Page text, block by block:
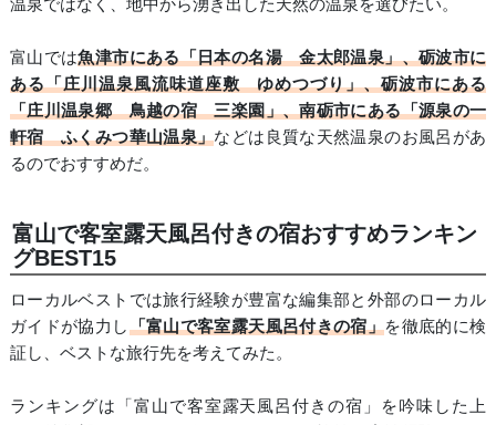
富山では魚津市にある「日本の名湯 金太郎温泉」、砺波市に
ある「庄川温泉風流味道座敷 ゆめつづり」、砺波市にある
「庄川温泉郷 鳥越の宿 三楽園」、南砺市にある「源泉の一
軒宿 ふくみつ華山温泉」などは良質な天然温泉のお風呂があ
るのでおすすめだ。
富山で客室露天風呂付きの宿おすすめランキン
グBEST15
ローカルベストでは旅行経験が豊富な編集部と外部のローカル
ガイドが協力し「富山で客室露天風呂付きの宿」を徹底的に検
証し、ベストな旅行先を考えてみた。
ランキングは「富山で客室露天風呂付きの宿」を吟味した上